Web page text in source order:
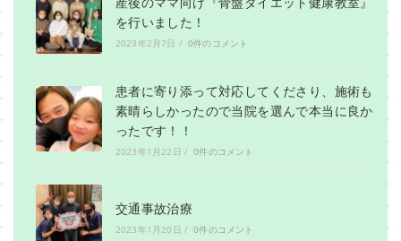
を行いました！
2023年2月7日 / 0件のコメント
患者に寄り添って対応してくださり、施術も
素晴らしかったので当院を選んで本当に良か
ったです！！
2023年1月22日 / 0件のコメント
交通事故治療
2023年1月20日 / 0件のコメント